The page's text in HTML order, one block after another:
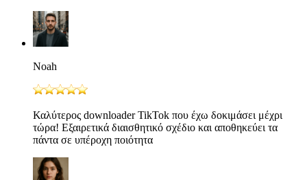
Noah
Καλύτερος downloader TikTok που έχω δοκιμάσει μέχρι
τώρα! Εξαιρετικά διαισθητικό σχέδιο και αποθηκεύει τα
πάντα σε υπέροχη ποιότητα